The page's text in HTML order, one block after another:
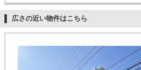
広さの近い物件はこちら